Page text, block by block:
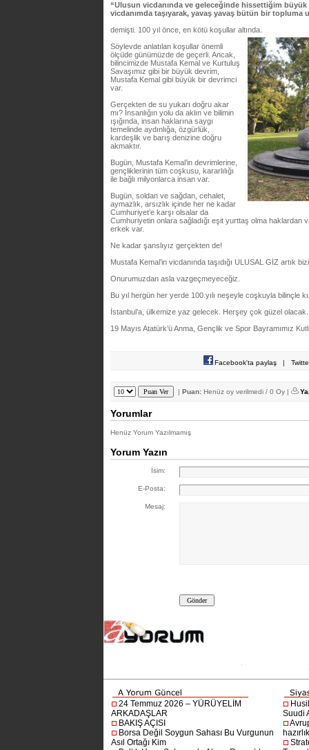
“Ulusun vicdanında ve geleceğinde hissettiğim
vicdanımda taşıyarak, yavaş yavaş bütün bir topluma
demişti. 100 yıl önce, en kötü koşullar altında.
Söylevde anlatılan koşullar önemli
ölçüde günümüzde de geçerli. Ancak,
bilincimizde Mustafa Kemal ve Kurtuluş
Savaşımız gibi bir büyük devrim,
Mustafa Kemal gibi büyük bir devrimci
var.
Gerçekten de su yukarı doğru akar
mı? İnsanlığın yolu da aklın ve bilimin
ışığında, insan haklarına saygı
temelinde aydınlığa, özgürlük,
kardeşlik ve barış denizine doğru
akmaktır.
Bugün, Mustafa Kemal’in devrimlerine,
gençliklerinin tüm coşkusu, kararlılığı
ile bağlı milyonlarca insan var.
Bugün, soldan ve sağdan, cehalet,
aymazlık, arsızlık içinde her ne kadar
Cumhuriyet’e karşı olsalar da
Cumhuriyetin onlara sağladığı eşit yurttaş olma haklardan
erkek var.
Ne kadar şanslıyız gerçekten de!
Mustafa Kemal’in vicdanında taşıdığı ULUSAL GİZ artık
Onurumuzdan asla vazgeçmeyeceğiz.
Bu yıl hergün her yerde 100.yılı neşeyle coşkuyla bilinçle
İstanbul’a, ülkemize yaz gelecek. Herşey çok güzel olacak.
19 Mayıs Atatürk’ü Anma, Gençlik ve Spor Bayramımız
Facebook'ta paylaş |
| Puan: Henüz oy verilmedi / 0 Oy |
Yorumlar
Henüz Yorum Yazılmamış
Yorum Yazın
İsim:
E-Posta:
Mesaj:
24 Temmuz 2026 – YÜRÜYELİM
ARKADAŞLAR
BAKIŞ AÇISI
Borsa Değil Soygun Sahası Bu Vurgunun
Asıl Ortağı Kim
Suudi